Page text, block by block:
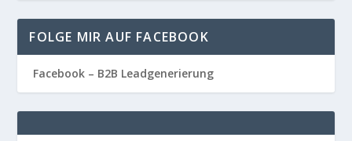
FOLGE MIR AUF FACEBOOK
Facebook – B2B Leadgenerierung